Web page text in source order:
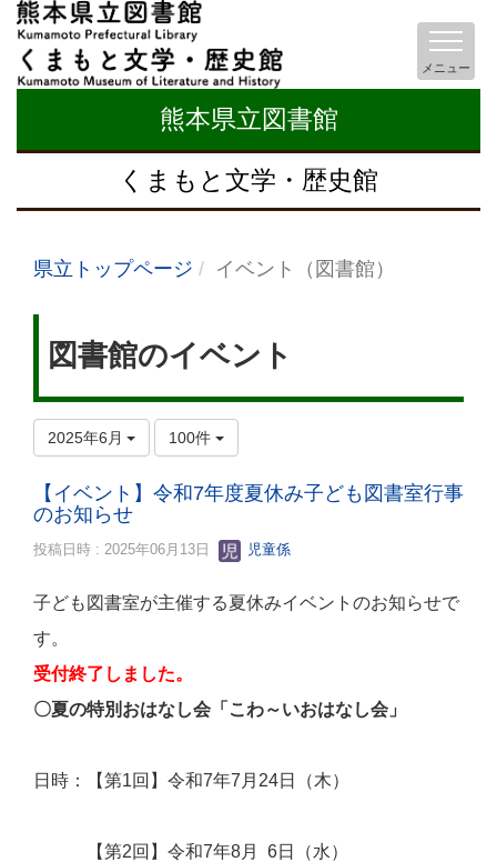
熊本県立図書館
くまもと文学・歴史館
メニュー
県立トップページ イベント（図書館）
図書館のイベント
2025年6月 100件
【イベント】令和7年度夏休み子ども図書室行事
のお知らせ
投稿日時 : 2025年06月13日 児童係
子ども図書室が主催する夏休みイベントのお知らせで
す。
受付終了しました。
〇夏の特別おはなし会「こわ～いおはなし会」
日時：【第1回】令和7年7月24日（木）
【第2回】令和7年8月 6日（水）